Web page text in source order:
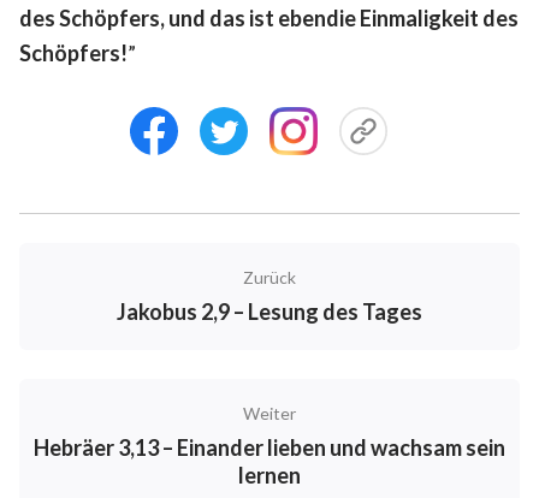
des Schöpfers, und das ist ebendie Einmaligkeit des
Schöpfers!”
Zurück
Jakobus 2,9 – Lesung des Tages
Weiter
Hebräer 3,13 – Einander lieben und wachsam sein
lernen